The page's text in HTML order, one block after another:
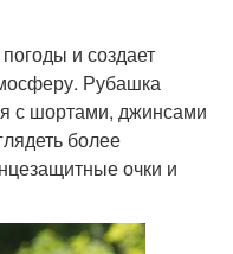
и создает
Рубашка
с шортами, джинсами
более
очки и